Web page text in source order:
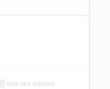
Voir les détails